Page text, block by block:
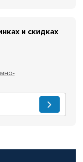
и скидках